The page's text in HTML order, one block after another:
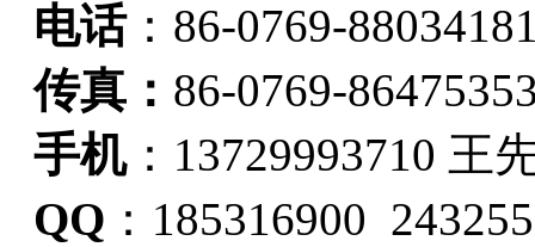
电话：86-0769-
传真： 86-0769-
手机：13729993710 王
QQ ：185316900